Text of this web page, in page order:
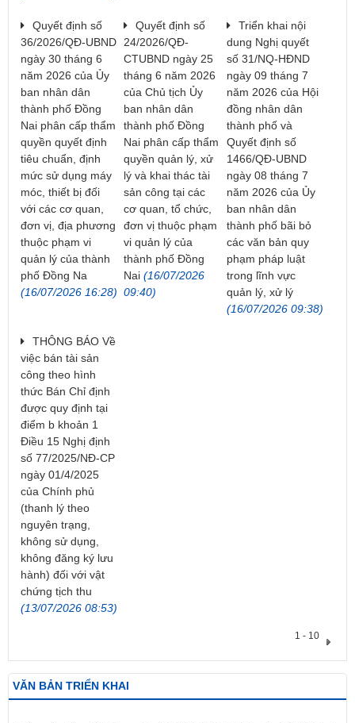
Quyết định số
36/2026/QĐ-UBND
ngày 30 tháng 6
năm 2026 của Ủy
ban nhân dân
thành phố Đồng
Nai phân cấp thẩm
quyền quyết định
tiêu chuẩn, định
mức sử dụng máy
móc, thiết bị đối
với các cơ quan,
đơn vị, địa phương
thuộc phạm vi
quản lý của thành
phố Đồng Na
(16/07/2026 16:28)
Quyết định số
24/2026/QĐ-
CTUBND ngày 25
tháng 6 năm 2026
của Chủ tịch Ủy
ban nhân dân
thành phố Đồng
Nai phân cấp thẩm
quyền quản lý, xử
lý và khai thác tài
sản công tại các
cơ quan, tổ chức,
đơn vị thuộc phạm
vi quản lý của
thành phố Đồng
Nai(16/07/2026
09:40)
Triển khai nội
dung Nghị quyết
số 31/NQ-HĐND
ngày 09 tháng 7
năm 2026 của Hội
đồng nhân dân
thành phố và
Quyết định số
1466/QĐ-UBND
ngày 08 tháng 7
năm 2026 của Ủy
ban nhân dân
thành phố bãi bỏ
các văn bản quy
phạm pháp luật
trong lĩnh vực
quản lý, xử lý
(16/07/2026 09:38)
THÔNG BÁO Về
việc bán tài sản
công theo hình
thức Bán Chỉ định
được quy định tại
điểm b khoản 1
Điều 15 Nghị định
số 77/2025/NĐ-CP
ngày 01/4/2025
của Chính phủ
(thanh lý theo
nguyên trạng,
không sử dụng,
không đăng ký lưu
hành) đối với vật
chứng tịch thu
(13/07/2026 08:53)
1 - 10
VĂN BẢN TRIỂN KHAI